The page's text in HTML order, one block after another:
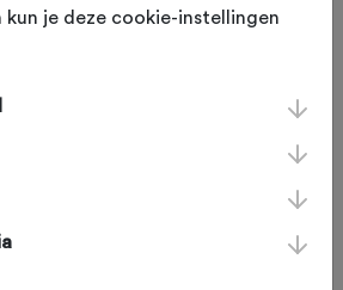
als
een feestelijk
kun je deze cookie-instellingen